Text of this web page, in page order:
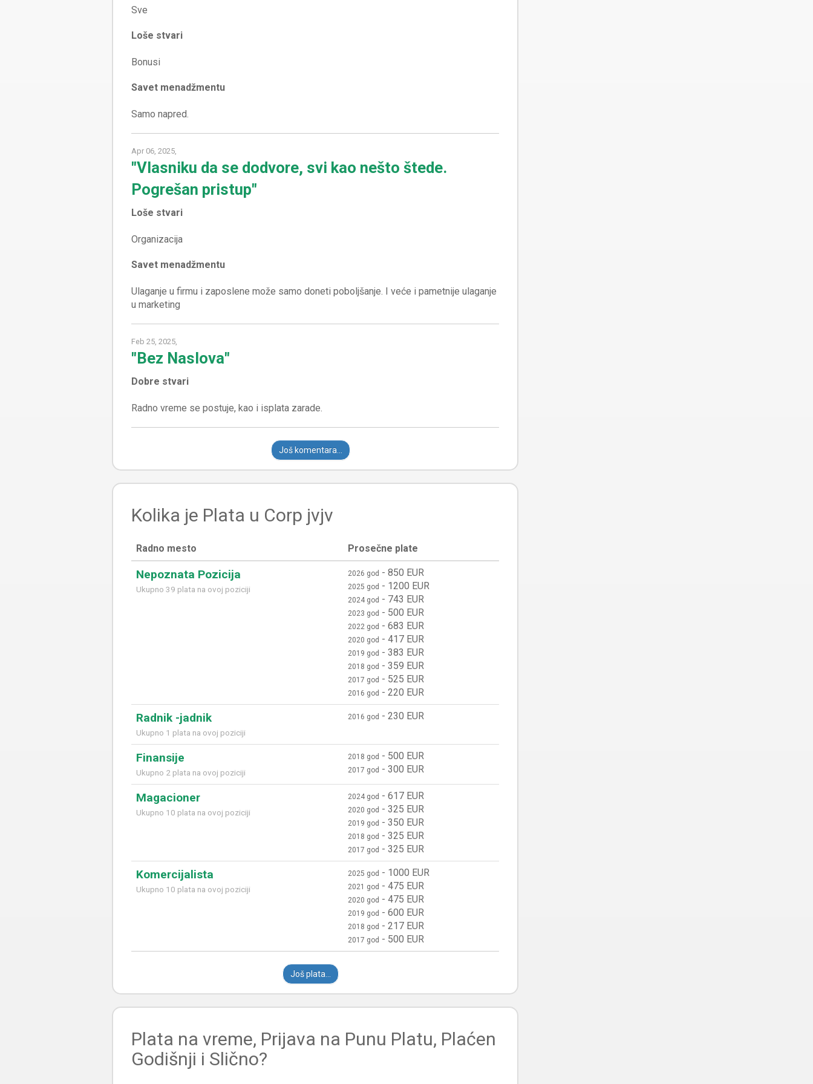
Loše stvari
Savet menadžmentu
Apr 06, 2025,
"Vlasniku da se dodvore, svi kao nešto štede.
Pogrešan pristup"
Loše stvari
Organizacija
Savet menadžmentu
Ulaganje u firmu i zaposlene može samo doneti poboljšanje. I veće i pametnije ulaganje
Feb 25, 2025,
"Bez Naslova"
Dobre stvari
Još komentara...
Kolika je Plata u Corp jvjv
Radno mesto Prosečne plate
Nepoznata Pozicija
Ukupno 39 plata na ovoj poziciji
2026 god - 850 EUR
2025 god - 1200 EUR
2024 god - 743 EUR
2023 god - 500 EUR
2022 god - 683 EUR
2020 god - 417 EUR
2019 god - 383 EUR
2018 god - 359 EUR
2017 god - 525 EUR
2016 god - 220 EUR
Radnik -jadnik
Ukupno 1 plata na ovoj poziciji
2016 god - 230 EUR
Finansije
Ukupno 2 plata na ovoj poziciji
2018 god - 500 EUR
2017 god - 300 EUR
Magacioner
Ukupno 10 plata na ovoj poziciji
2024 god - 617 EUR
2020 god - 325 EUR
2019 god - 350 EUR
2018 god - 325 EUR
2017 god - 325 EUR
Komercijalista
Ukupno 10 plata na ovoj poziciji
2025 god - 1000 EUR
2021 god - 475 EUR
2020 god - 475 EUR
2019 god - 600 EUR
2018 god - 217 EUR
2017 god - 500 EUR
Još plata...
Plata na vreme, Prijava na Punu Platu, Plaćen
Godišnji i Slično?